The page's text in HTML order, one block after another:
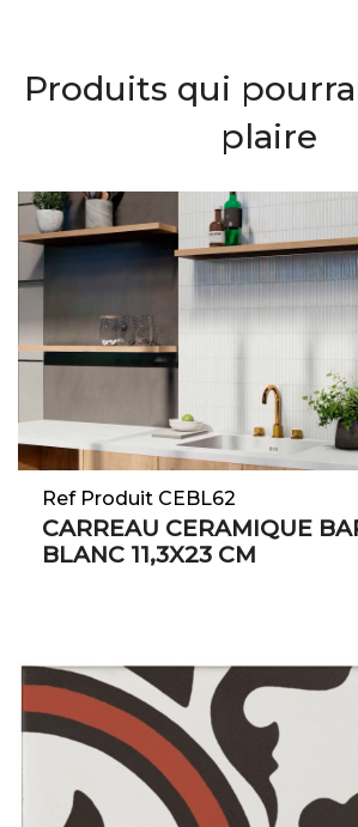
Produits qui
plaire
Ref Produit CEBL62
CARREAU CERAMIQUE
BLANC 11,3X23 CM